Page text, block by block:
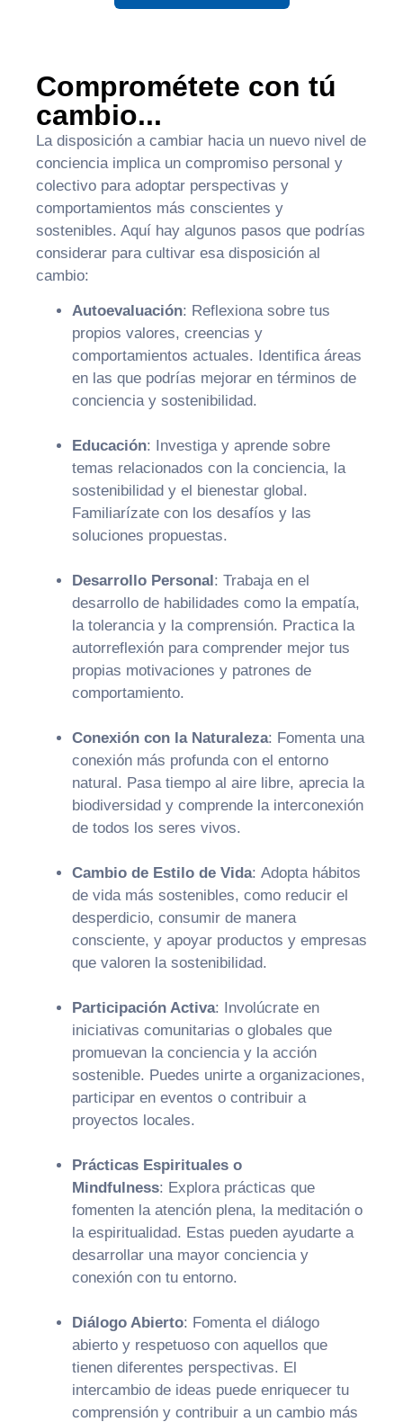
Comprométete con tú
cambio...
La disposición a cambiar hacia un nuevo nivel de
conciencia implica un compromiso personal y
colectivo para adoptar perspectivas y
comportamientos más conscientes y
sostenibles. Aquí hay algunos pasos que podrías
considerar para cultivar esa disposición al
cambio:
Autoevaluación: Reflexiona sobre tus
propios valores, creencias y
comportamientos actuales. Identifica áreas
en las que podrías mejorar en términos de
conciencia y sostenibilidad.
Educación: Investiga y aprende sobre
temas relacionados con la conciencia, la
sostenibilidad y el bienestar global.
Familiarízate con los desafíos y las
soluciones propuestas.
Desarrollo Personal: Trabaja en el
desarrollo de habilidades como la empatía,
la tolerancia y la comprensión. Practica la
autorreflexión para comprender mejor tus
propias motivaciones y patrones de
comportamiento.
Conexión con la Naturaleza: Fomenta una
conexión más profunda con el entorno
natural. Pasa tiempo al aire libre, aprecia la
biodiversidad y comprende la interconexión
de todos los seres vivos.
Cambio de Estilo de Vida: Adopta hábitos
de vida más sostenibles, como reducir el
desperdicio, consumir de manera
consciente, y apoyar productos y empresas
que valoren la sostenibilidad.
Participación Activa: Involúcrate en
iniciativas comunitarias o globales que
promuevan la conciencia y la acción
sostenible. Puedes unirte a organizaciones,
participar en eventos o contribuir a
proyectos locales.
Prácticas Espirituales o
Mindfulness: Explora prácticas que
fomenten la atención plena, la meditación o
la espiritualidad. Estas pueden ayudarte a
desarrollar una mayor conciencia y
conexión con tu entorno.
Diálogo Abierto: Fomenta el diálogo
abierto y respetuoso con aquellos que
tienen diferentes perspectivas. El
intercambio de ideas puede enriquecer tu
comprensión y contribuir a un cambio más